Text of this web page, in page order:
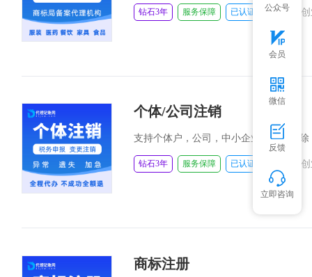
钻石3年 服务保障 已认证 | 广东
个体/公司注销
支持个体户，公司，中小企业，异常解
钻石3年 服务保障 已认证 广东
商标注册
公众号
会员
微信
反馈
立即咨询